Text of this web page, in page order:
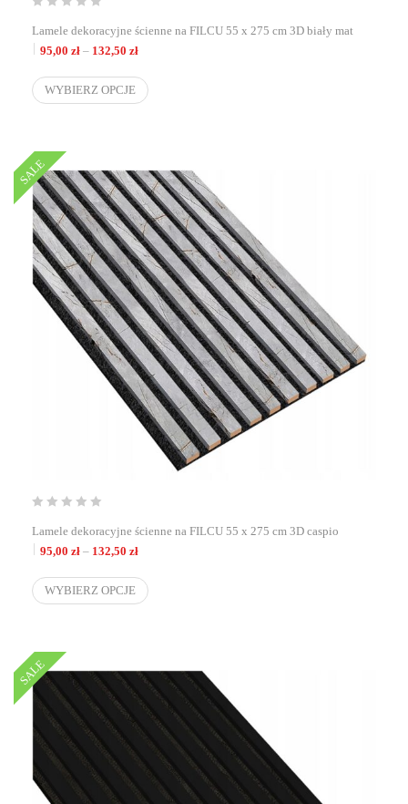
Lamele dekoracyjne ścienne na FILCU 55 x 275 cm 3D biały mat
95,00 zł – 132,50 złZakres cen: od 95,00 zł do 132,50 zł
WYBIERZ OPCJE
SALE
Lamele dekoracyjne ścienne na FILCU 55 x 275 cm 3D caspio
95,00 zł – 132,50 złZakres cen: od 95,00 zł do 132,50 zł
WYBIERZ OPCJE
SALE